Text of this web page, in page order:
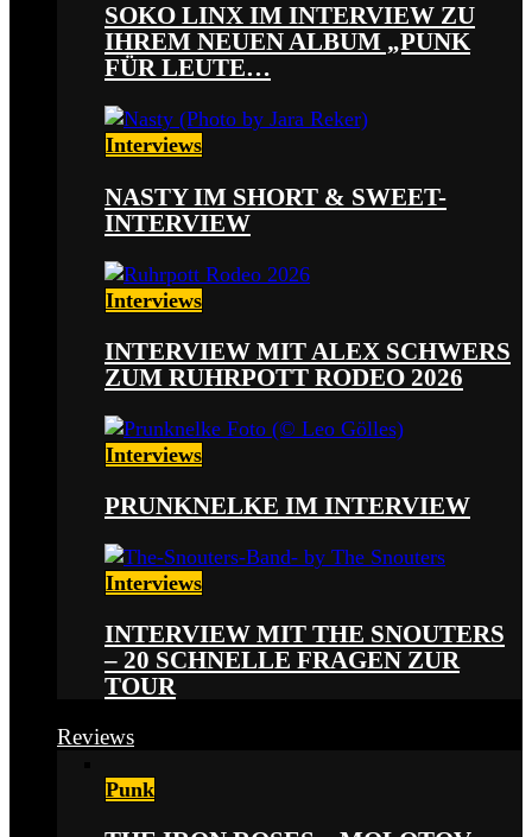
SOKO LINX IM INTERVIEW ZU
IHREM NEUEN ALBUM „PUNK
FÜR LEUTE…
Interviews
NASTY IM SHORT & SWEET-
INTERVIEW
Interviews
INTERVIEW MIT ALEX SCHWERS
ZUM RUHRPOTT RODEO 2026
Interviews
PRUNKNELKE IM INTERVIEW
Interviews
INTERVIEW MIT THE SNOUTERS
– 20 SCHNELLE FRAGEN ZUR
TOUR
Reviews
Punk